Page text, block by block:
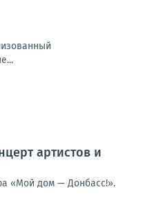
артистов и
«Мой дом — Донбасс!».